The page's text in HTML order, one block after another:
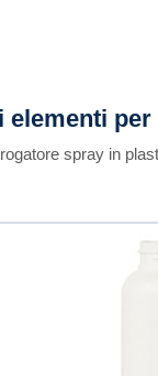
elementi
spray in